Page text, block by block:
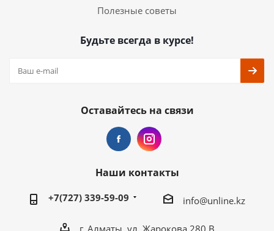
Полезные советы
Будьте всегда в курсе!
Оставайтесь на связи
Наши контакты
+7(727) 339-59-09 info@unline.kz
г. Алматы, ул. Жарокова 280 В